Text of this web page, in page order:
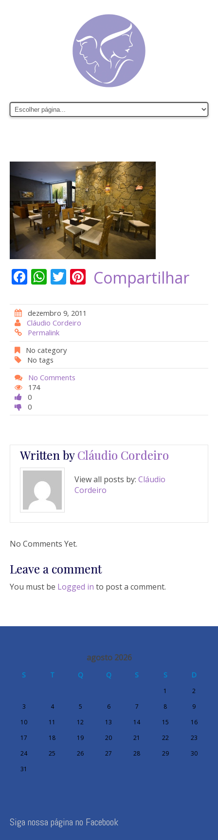
F
e
b
o
o
k
W
at
s
A
p
p
T
itt
er
Pi
er
st
Compartilhar
dezembro 9, 2011
Cláudio Cordeiro
Permalink
No category
No tags
No Comments
174
0
0
Written byCláudio Cordeiro
View all posts by: Cláudio
Cordeiro
No Comments Yet.
Leave a comment
You must be Logged in to post a comment.
agosto 2026
S T Q Q S S D
1
2
3
4 5 6 7 8
9
10
11 12 13 14 15
16
17
18 19 20 21 22
23
24
25 26 27 28 29
30
31
Siga nossa página no Facebook